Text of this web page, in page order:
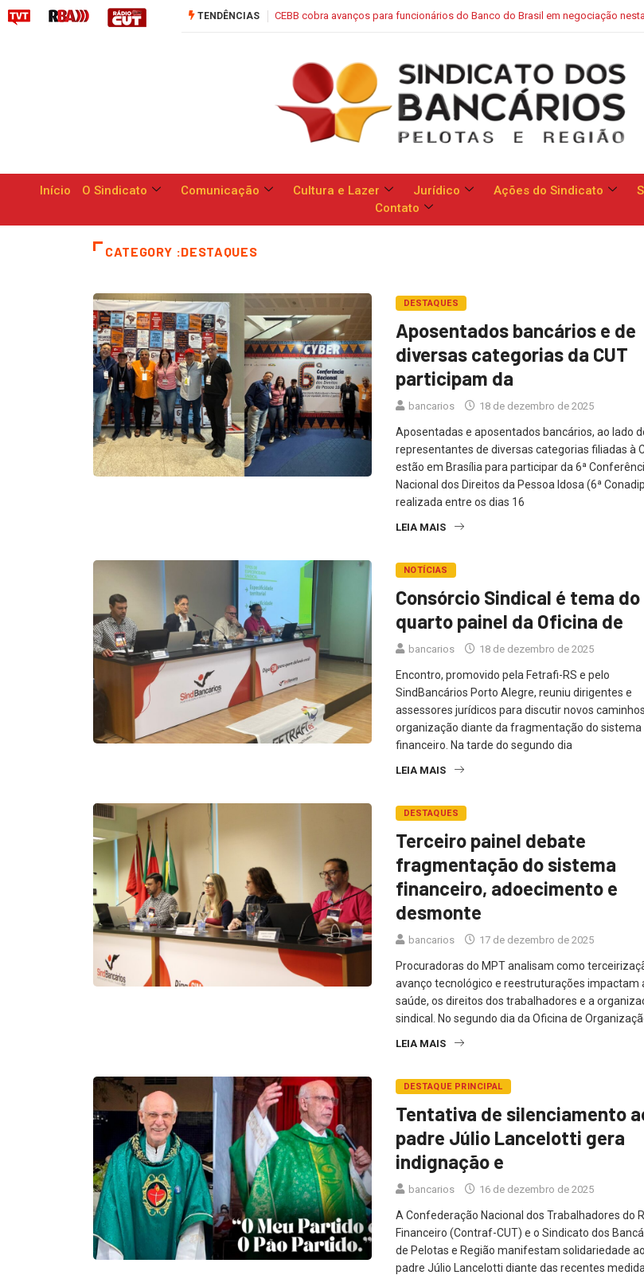
TENDÊNCIAS
Início O Sindicato Comunicação Cultura e Lazer Jurídico Ações do Sindicato
Contato
CATEGORY :DESTAQUES
DESTAQUES
Aposentados bancários e de
diversas categorias da CUT
participam da
bancarios 18 de dezembro de 2025
Aposentadas e aposentados bancários, ao lado
representantes de diversas categorias filiadas à
estão em Brasília para participar da 6ª
Nacional dos Direitos da Pessoa Idosa (6ª
realizada entre os dias 16
LEIA MAIS
NOTÍCIAS
Consórcio Sindical é tema do
quarto painel da Oficina de
bancarios 18 de dezembro de 2025
Encontro, promovido pela Fetrafi-RS e pelo
SindBancários Porto Alegre, reuniu dirigentes e
assessores jurídicos para discutir novos
organização diante da fragmentação do sistema
financeiro. Na tarde do segundo dia
LEIA MAIS
DESTAQUES
Terceiro painel debate
fragmentação do sistema
financeiro, adoecimento e
desmonte
bancarios 17 de dezembro de 2025
Procuradoras do MPT analisam como
avanço tecnológico e reestruturações impactam
saúde, os direitos dos trabalhadores e a
sindical. No segundo dia da Oficina de
LEIA MAIS
DESTAQUE PRINCIPAL
Tentativa de silenciamento
padre Júlio Lancelotti gera
indignação e
bancarios 16 de dezembro de 2025
A Confederação Nacional dos Trabalhadores do
Financeiro (Contraf-CUT) e o Sindicato dos
de Pelotas e Região manifestam solidariedade ao
padre Júlio Lancelotti diante das recentes